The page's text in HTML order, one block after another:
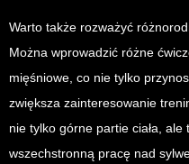
Warto także rozważyć
Można wprowadzić różne
mięśniowe, co nie tylko
zwiększa zainteresowanie
nie tylko górne partie ciała,
wszechstronną pracę nad